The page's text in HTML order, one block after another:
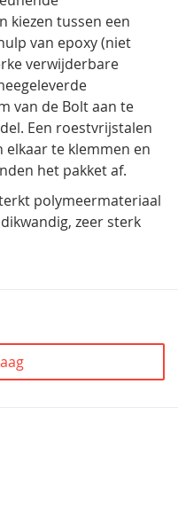
kiezen tussen een
van epoxy (niet
verwijderbare
van de Bolt aan te
Een roestvrijstalen
te klemmen en
het pakket af.
polymeermateriaal
zeer sterk